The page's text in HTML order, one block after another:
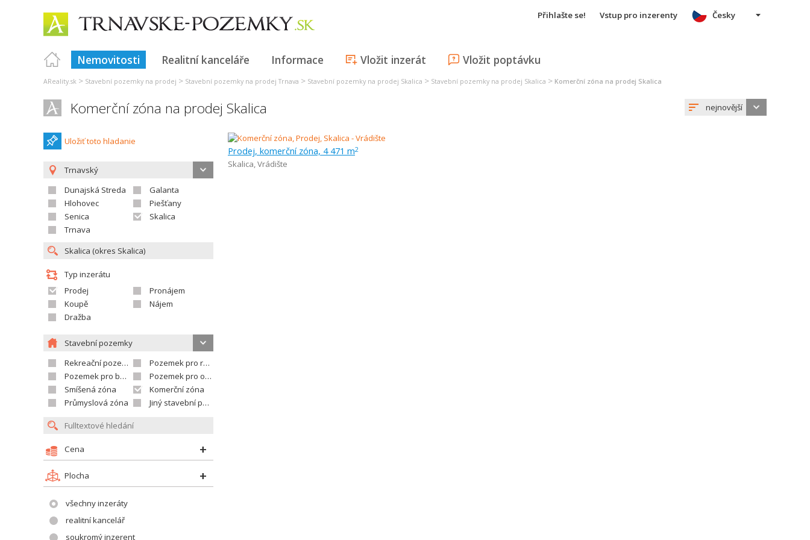
Přihlašte se! Vstup pro inzerenty
Nemovitosti Realitní kanceláře Informace Vložit inzerát Vložit poptávku
Česky
AReality.sk > Stavební pozemky na prodej > Stavební pozemky na prodej Trnava > Stavební pozemky na prodej Skalica > Stavební pozemky na prodej Skalica > Komerční zóna na prodej Skalica
Komerční zóna na prodej Skalica nejnovější
Uložiť toto hladanie
Trnavský
Dunajská Streda
Galanta
Hlohovec
Piešťany
Senica
Skalica
Trnava
Typ inzerátu
Prodej
Pronájem
Koupě
Nájem
Dražba
Stavební pozemky
Rekreační pozemek
Pozemek pro rodinné domy
Pozemek pro bytovou výstavbu
Pozemek pro občanskou vybavenost
Smíšená zóna
Komerční zóna
Průmyslová zóna
Jiný stavební pozemek
Cena
Plocha
všechny inzeráty
realitní kancelář
soukromý inzerent
Prodej, komerční zóna, 4 471 m2
Skalica,Vrádište